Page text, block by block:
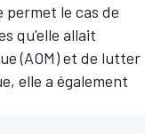
permet le cas de
qu'elle allait
(AOM) et de lutter
, elle a également